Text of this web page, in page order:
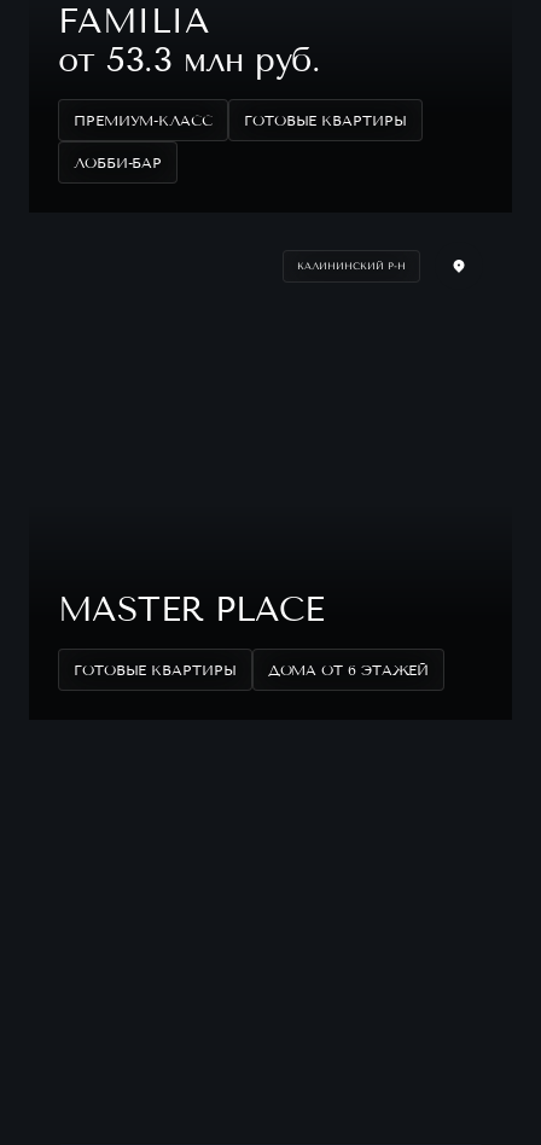
FAMILIA
от 53.3 млн руб.
ПРЕМИУМ-КЛАСС ГОТОВЫЕ КВАРТИРЫ
ЛОББИ-БАР
КАЛИНИНСКИЙ Р-Н
MASTER PLACE
ГОТОВЫЕ КВАРТИРЫ ДОМА ОТ 6 ЭТАЖЕЙ